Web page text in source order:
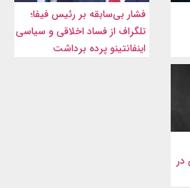
فشار بی‌سابقه بر رئیس فیفا؛
تلگراف از فساد اخلاقی و سیاسی
اینفانتینو پرده برداشت
در